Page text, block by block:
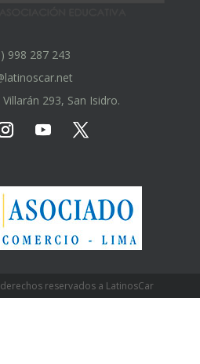
998 287 243
293, San Isidro.
reservados a LatinosCar